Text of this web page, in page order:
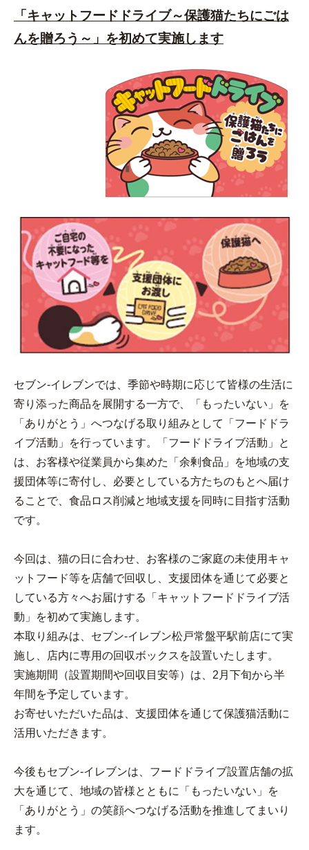
「キャットフードドライブ～保護猫たちにごは
んを贈ろう～」を初めて実施します
セブン-イレブンでは、季節や時期に応じて皆様の生活に
寄り添った商品を展開する一方で、「もったいない」を
「ありがとう」へつなげる取り組みとして「フードドラ
イブ活動」を行っています。「フードドライブ活動」と
は、お客様や従業員から集めた「余剰食品」を地域の支
援団体等に寄付し、必要としている方たちのもとへ届け
ることで、食品ロス削減と地域支援を同時に目指す活動
です。
今回は、猫の日に合わせ、お客様のご家庭の未使用キャ
ットフード等を店舗で回収し、支援団体を通じて必要と
している方々へお届けする「キャットフードドライブ活
動」を初めて実施します。
本取り組みは、セブン‐イレブン松戸常盤平駅前店にて実
施し、店内に専用の回収ボックスを設置いたします。
実施期間（設置期間や回収目安等）は、2月下旬から半
年間を予定しています。
お寄せいただいた品は、支援団体を通じて保護猫活動に
活用いただきます。
今後もセブン‐イレブンは、フードドライブ設置店舗の拡
大を通じて、地域の皆様とともに「もったいない」を
「ありがとう」の笑顔へつなげる活動を推進してまいり
ます。